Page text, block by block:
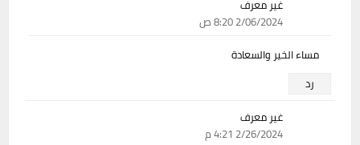
غير معرف
2/06/2024 8:20 ص
مساء الخير والسعادة
رد
غير معرف
2/26/2024 4:21 م